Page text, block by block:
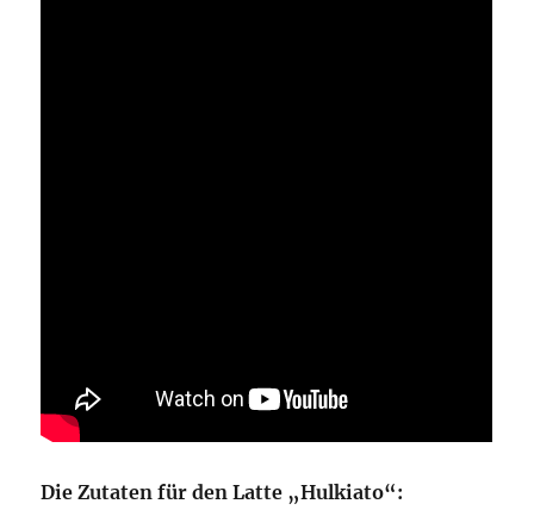
Die Zutaten für den Latte „Hulkiato“: